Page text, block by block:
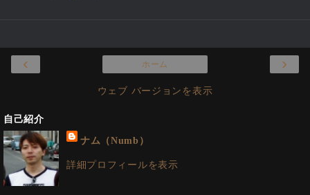
‹ ›
ホーム
ウェブ バージョンを表示
自己紹介
ナム（Numb）
詳細プロフィールを表示